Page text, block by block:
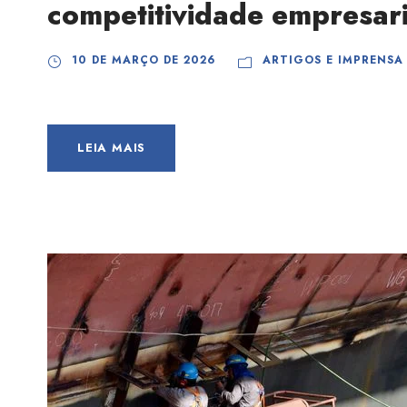
competitividade
10 DE MARÇO DE 2026 ARTIGOS E IMPRENSA
LEIA MAIS